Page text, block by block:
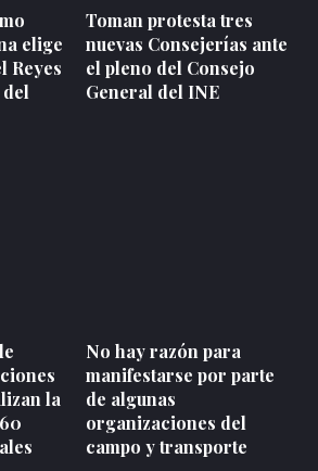
elige
Reyes
Toman protesta tres
nuevas Consejerías ante
el pleno del Consejo
General del INE
la
No hay razón para
manifestarse por parte
de algunas
organizaciones del
campo y transporte